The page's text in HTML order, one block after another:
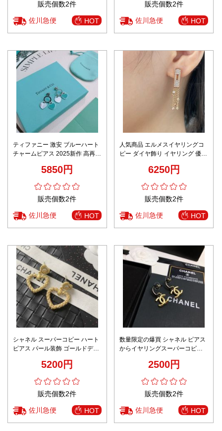
販売個数2件
佐川急便 HOT
販売個数2件
佐川急便 HOT
ティファニー 激安 ブルーハート
チャームピアス 2025新作 高再現
仕上げ 秘密厳守配送
5850円
販売個数2件
佐川急便 HOT
人気商品 エルメスイヤリングコ
ピー ダイヤ飾り イヤリング 優雅
6250円
販売個数2件
佐川急便 HOT
シャネル スーパーコピー ハート
ピアス パール装飾 ゴールドデザ
5200円
販売個数2件
佐川急便 HOT
数量限定の爆買 シャネル ピアス
からイヤリングスーパーコピー
2500円
販売個数2件
佐川急便 HOT